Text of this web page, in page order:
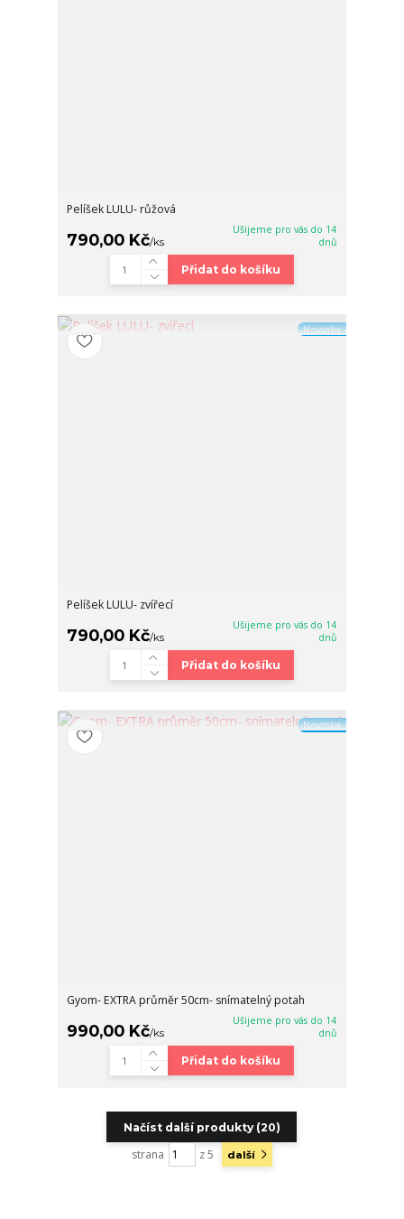
Pelíšek LULU- růžová
790,00 Kč/ks
Ušijeme pro vás do 14
dnů
Přidat do košíku
Novinka
Pelíšek LULU- zvířecí
790,00 Kč/ks
Ušijeme pro vás do 14
dnů
Přidat do košíku
Novinka
Gyom- EXTRA průměr 50cm- snímatelný potah
990,00 Kč/ks
Ušijeme pro vás do 14
dnů
Přidat do košíku
Načíst další produkty (20)
strana z 5 další